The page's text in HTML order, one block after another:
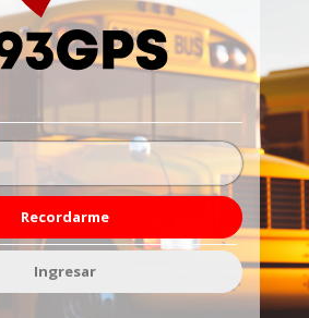
Recordarme
Ingresar